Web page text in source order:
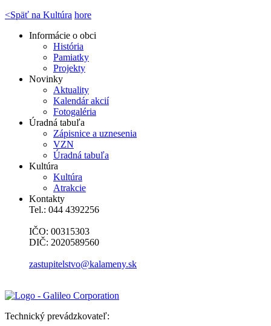
<Späť na Kultúra hore
Informácie o obci
História
Pamiatky
Projekty
Novinky
Aktuality
Kalendár akcií
Fotogaléria
Úradná tabuľa
Zápisnice a uznesenia
VZN
Úradná tabuľa
Kultúra
Kultúra
Atrakcie
Kontakty
Tel.: 044 4392256
IČO: 00315303
DIČ: 2020589560
zastupitelstvo@kalameny.sk
Technický prevádzkovateľ: